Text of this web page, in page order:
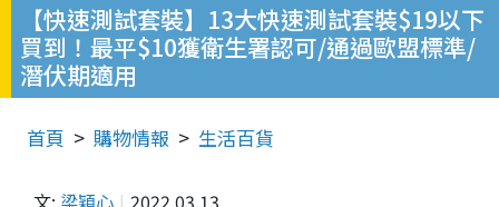
【快速測試套裝】13大快速測試套裝$19以下
買到！最平$10獲衛生署認可/通過歐盟標準/
潛伏期適用
首頁 購物情報 生活百貨
文: 梁穎心 2022.03.13